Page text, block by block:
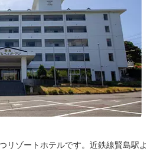
リゾートホテルです。近鉄線賢島駅よ